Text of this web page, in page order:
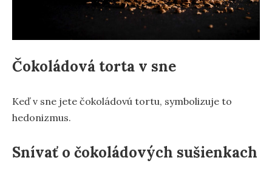
Čokoládová torta v sne
Keď v sne jete čokoládovú tortu, symbolizuje to
hedonizmus.
Snívať o čokoládových sušienkach